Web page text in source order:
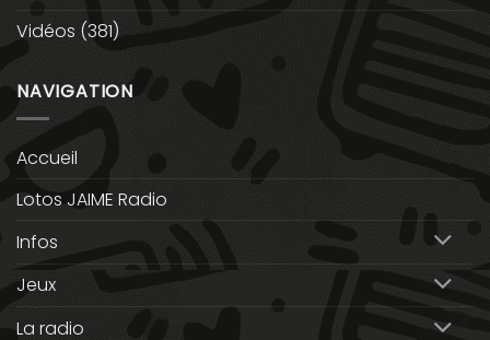
Vidéos (381)
NAVIGATION
Accueil
Lotos JAIME Radio
Infos
Jeux
La radio